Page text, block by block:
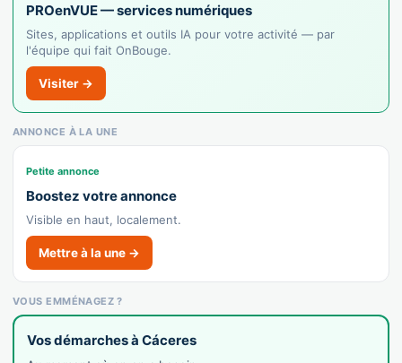
Afficher le n°
🌐 Voir le site
👉 C'est votre commerce ?
Gasolinera Q8 Cáceres
Recensé · non-membre
Station-service
🌐 Voir le site
👉 C'est votre commerce ?
Bicicletas Pelín
Vélo / cycles
Afficher le n°
PROenVUE — services numériques
Sites, applications et outils IA pour votre activité — par
l'équipe qui fait OnBouge.
Visiter →
ANNONCE À LA UNE
Petite annonce
Boostez votre annonce
Visible en haut, localement.
Mettre à la une →
VOUS EMMÉNAGEZ ?
Vos démarches à Cáceres